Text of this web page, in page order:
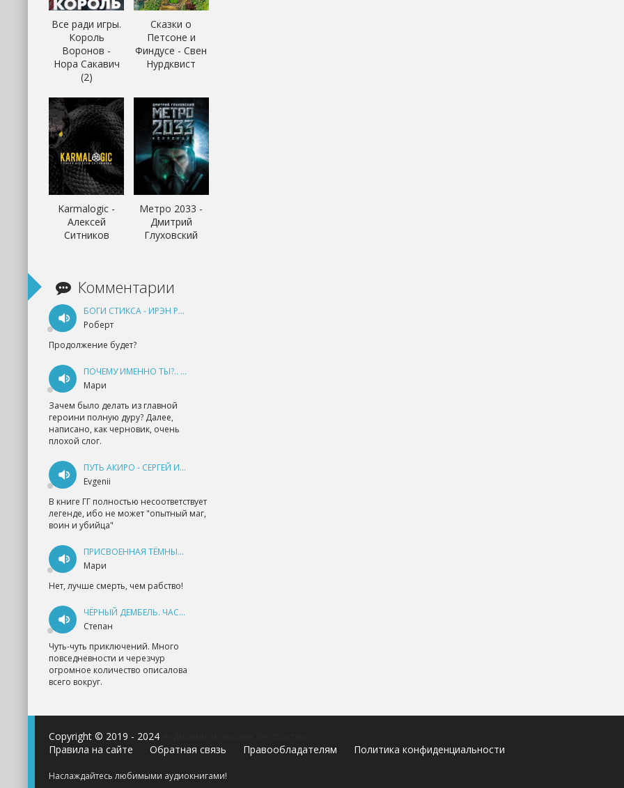
Все ради игры.
Король
Воронов -
Нора Сакавич
(2)
Сказки о
Петсоне и
Финдусе - Свен
Нурдквист
Karmalogic -
Алексей
Ситников
Метро 2033 -
Дмитрий
Глуховский
Комментарии
БОГИ СТИКСА - ИРЭН РУДКЕВИЧ
Роберт
Продолжение будет?
ПОЧЕМУ ИМЕННО ТЫ?.. КНИГА 1 - ЕКАТЕРИНА ЮДИНА
Мари
Зачем было делать из главной
героини полную дуру? Далее,
написано, как черновик, очень
плохой слог.
ПУТЬ АКИРО - СЕРГЕЙ ИЗМАЙЛОВ
Evgenii
В книге ГГ полностью несоответствует
легенде, ибо не может "опытный маг,
воин и убийца"
ПРИСВОЕННАЯ ТЁМНЫМ. ПРОКЛЯТАЯ ЛЮБОВЬ - АННА ГЕРР
Мари
Нет, лучше смерть, чем рабство!
ЧЁРНЫЙ ДЕМБЕЛЬ. ЧАСТЬ 1 - АНДРЕЙ ФЕДИН
Степан
Чуть-чуть приключений. Много
повседневности и черезчур
огромное количество описалова
всего вокруг.
Copyright © 2019 - 2024
Правила на сайте
Обратная связь Правообладателям Политика конфиденциальности
Наслаждайтесь любимыми аудиокнигами!